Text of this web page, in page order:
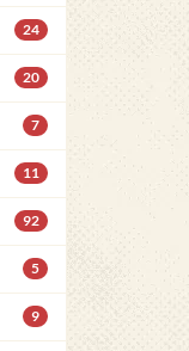
24
20
7
11
92
5
9